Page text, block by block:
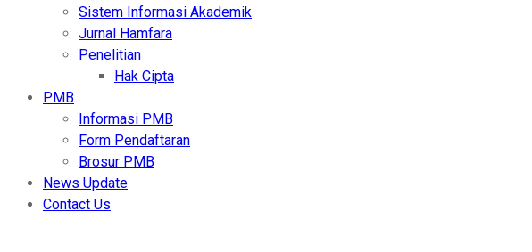
Sistem Informasi Akademik
Jurnal Hamfara
Penelitian
Hak Cipta
PMB
Informasi PMB
Form Pendaftaran
Brosur PMB
News Update
Contact Us